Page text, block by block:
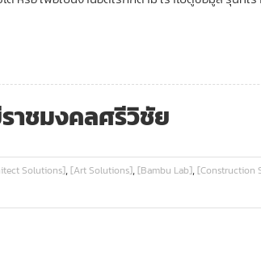
าชมงคลศรีวิชัย
Solutions],[Art Solutions],[Bambu Lab],[Construction